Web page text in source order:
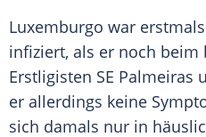
Luxemburgo war
infiziert, als er noch beim
Erstligisten SE Palmeiras
er allerdings keine
sich damals nur in